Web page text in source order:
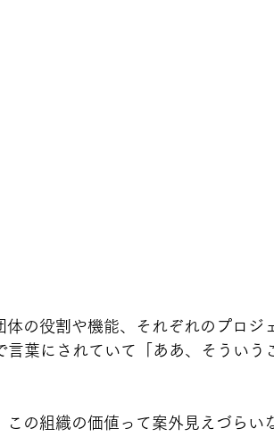
の役割や機能、それぞれのプロジ
葉にされていて「ああ、そういう
の組織の価値って案外見えづらい